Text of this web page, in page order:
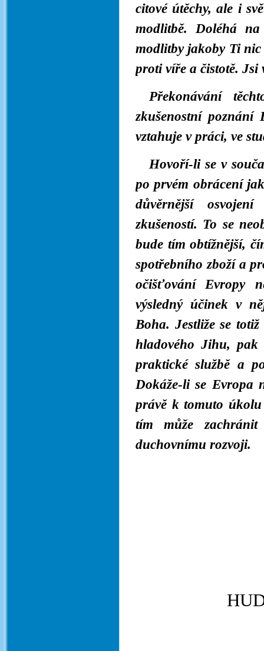
citové útěchy, ale i
modlitbě. Doléhá
modlitby jakoby Ti nic
proti víře a čistotě. Jsi
Překonávání
zkušenostní
vztahuje v práci, ve
Hovoří-li se v
po prvém obrácení
důvěrnější
zkušeností. To se
bude tím obtížnější,
spotřebního zboží a
očišťování Evropy
výsledný účinek v
Boha. Jestliže se
hladového Jihu,
praktické službě a
Dokáže-li se Evropa
právě k tomuto
tím může
duchovnímu rozvoji.